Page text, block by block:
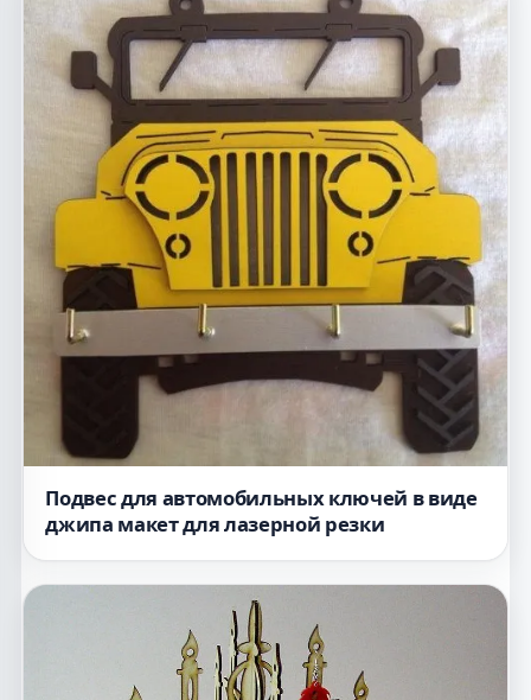
Подвес для автомобильных ключей в виде
джипа макет для лазерной резки